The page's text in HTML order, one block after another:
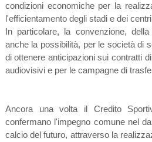
condizioni economiche per la
l'efficientamento degli stadi e dei
In particolare, la convenzione,
anche la possibilità, per le società di
di ottenere anticipazioni sui contratti
audiovisivi e per le campagne di
Ancora una volta il Credito
confermano l'impegno comune nel
calcio del futuro, attraverso la